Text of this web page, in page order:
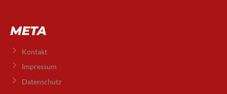
META
Kontakt
Impressum
Datenschutz